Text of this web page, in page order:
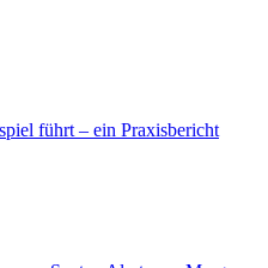
führt – ein Praxisbericht